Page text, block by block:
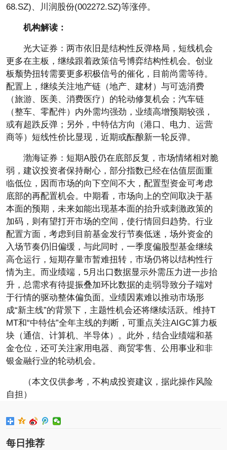
68.SZ)、川润股份(002272.SZ)等涨停。
机构解读：
光大证券：两市依旧是结构性反弹格局，短线机会
更多在主板，继续跟着政策信号博弈结构性机会。创业
板颓势扭转需要更多积极信号的催化，目前尚需等待。
配置上，继续关注地产链（地产、建材）与可选消费
（旅游、医美、消费医疗）的轮动修复机会；汽车链
（整车、零配件）内外需均强劲，业绩高增预期较强，
或有超跌反弹；另外，中特估方向（港口、电力、运营
商等）短线性价比显现，近期或酝酿新一轮反弹。
渤海证券：短期A股仍在底部反复，市场情绪相对脆
弱，建议投资者保持耐心，部分指数已经在估值层面重
临低位，因而市场的向下空间不大，配置型资金可考虑
底部的再配置机会。中期看，市场向上的空间取决于基
本面的预期，未来如能出现基本面的抬升或刺激政策的
加码，则有望打开市场的空间，使行情回归趋势。行业
配置方面，考虑到目前基金发行节奏低迷，场外资金的
入场节奏仍旧偏缓，与此同时，一季度偏股型基金继续
高仓运行，短期存量市暂难扭转，市场仍将以结构性行
情为主。而业绩端，5月出口数据显示外需压力进一步抬
升，总需求有待提振叠加环比数据的走弱导致分子端对
于行情的驱动整体偏负面。业绩因素难以推动市场形
成“新主线”的背景下，主题性机会还将继续活跃。维持T
MT和“中特估”全年主线的判断，可重点关注AIGC算力板
块（通信、计算机、半导体）。此外，结合业绩端和基
金仓位，还可关注家用电器、商贸零售、公用事业和非
银金融行业的轮动机会。
（本文仅供参考，不构成投资建议，据此操作风险
自担）
每日推荐